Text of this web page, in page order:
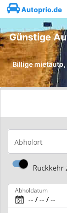
Autoprio.de
Günstige
Billige
Abholort
Rückkehr
Abholdatum